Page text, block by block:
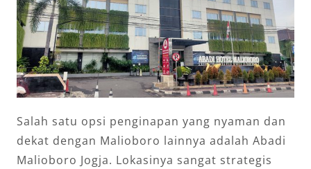
Salah satu opsi penginapan yang nyaman dan
dekat dengan Malioboro lainnya adalah Abadi
Malioboro Jogja. Lokasinya sangat strategis